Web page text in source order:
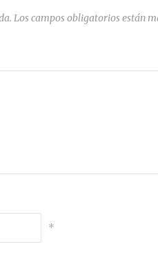
Los campos obligatorios están
*